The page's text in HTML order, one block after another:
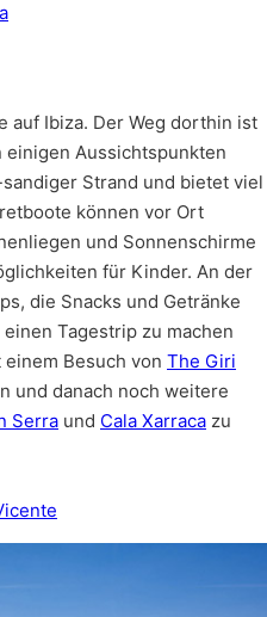
auf Ibiza. Der Weg dorthin ist
Aussichtspunkten
Strand und bietet viel
können vor Ort
und Sonnenschirme
für Kinder. An der
die Snacks und Getränke
Tagestrip zu machen
Besuch von The Giri
und danach noch weitere
Serra und Cala Xarraca zu